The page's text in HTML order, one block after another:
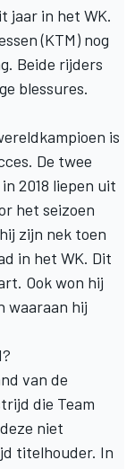
jaar in het WK.
(KTM) nog
Beide rijders
blessures.
is
De twee
2018 liepen uit
het seizoen
zijn nek toen
in het WK. Dit
Ook won hij
waaraan hij
van de
die Team
niet
titelhouder. In